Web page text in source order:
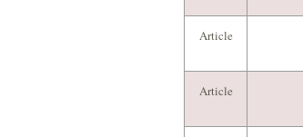
Article
Article